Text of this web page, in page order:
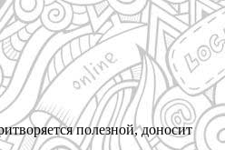
полезной, доносит